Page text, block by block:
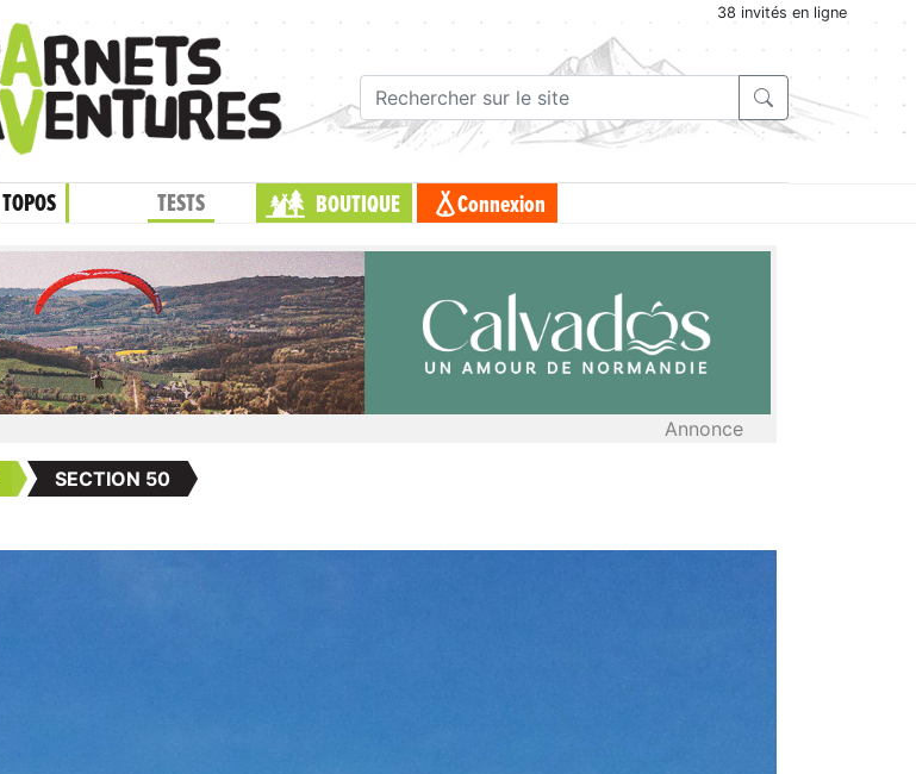
38 invités en ligne
TOPOS TESTS BOUTIQUE Connexion
Annonce
SECTION 50